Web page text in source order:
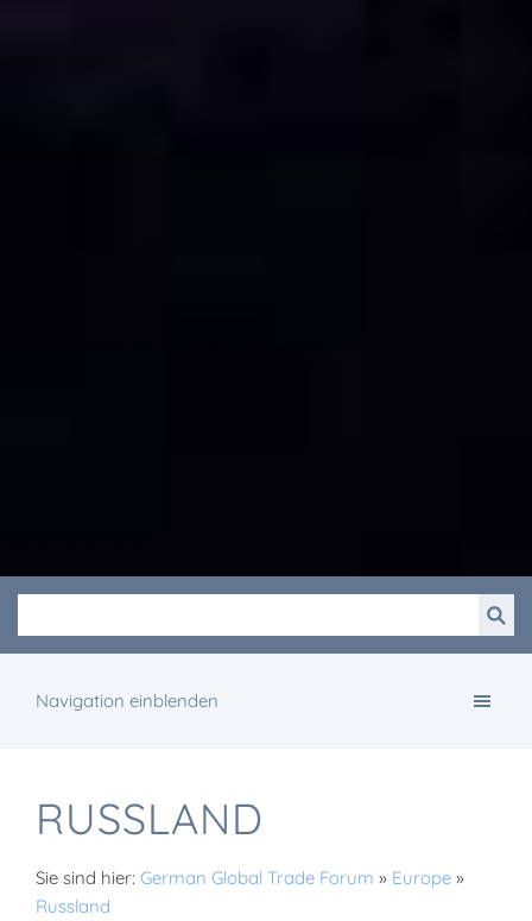
Navigation einblenden
RUSSLAND
Sie sind hier: German Global Trade Forum » Europe »
Russland